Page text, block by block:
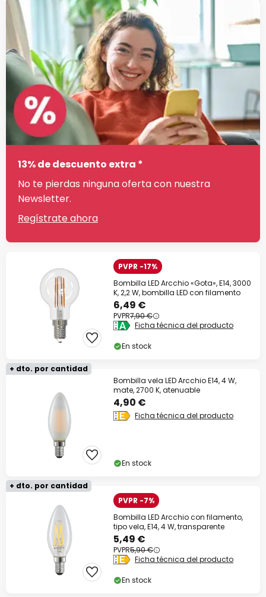
13% de descuento extra *
No te pierdas ninguna oferta con nuestra
Newsletter.
Regístrate ahora
PVPR -17%
Bombilla LED Arcchio «Gota», E14, 3000
K, 2,2 W, bombilla LED con filamento
6,49 €
PVPR7,90 €
Ficha técnica del producto
En stock
+ dto. por cantidad
Bombilla vela LED Arcchio E14, 4 W,
mate, 2700 K, atenuable
4,90 €
Ficha técnica del producto
En stock
+ dto. por cantidad
PVPR -7%
Bombilla LED Arcchio con filamento,
tipo vela, E14, 4 W, transparente
5,49 €
PVPR5,90 €
Ficha técnica del producto
En stock